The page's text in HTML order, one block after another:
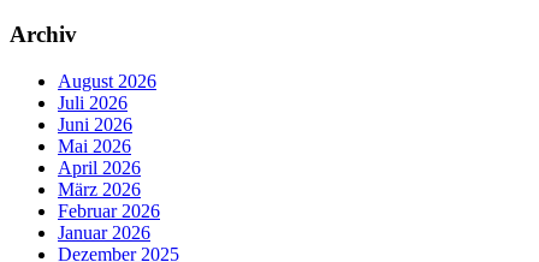
Archiv
August 2026
Juli 2026
Juni 2026
Mai 2026
April 2026
März 2026
Februar 2026
Januar 2026
Dezember 2025